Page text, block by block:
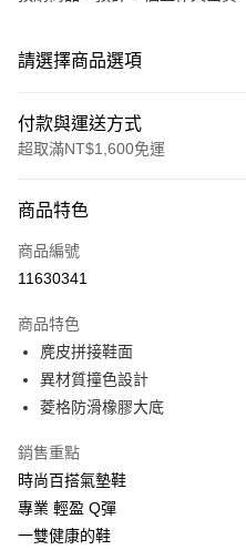
請選擇商品選項
付款與運送方式
超取滿NT$1,600免運
信用卡一次付款
LINE Pay
街口支付
悠遊付
大哥付你分期
相關說明
【大哥付你分期使用說明】
1.本服務由台灣大哥大提供，台灣大
ATM付款
商品特色
商品編號
11630341
商品特色
麂皮拼接鞋面
異材質撞色設計
菱格防滑橡膠大底
銷售重點
時尚百搭氣墊鞋
專業 輕盈 Q彈
一雙健康的鞋